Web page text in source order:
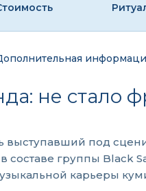
не
под
составе группы Black
карьеры